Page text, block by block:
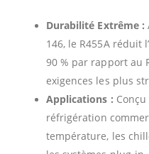
Durabilité Extrême :
146, le R455A réduit
90 % par rapport au
exigences les plus
Applications :
réfrigération
température, les